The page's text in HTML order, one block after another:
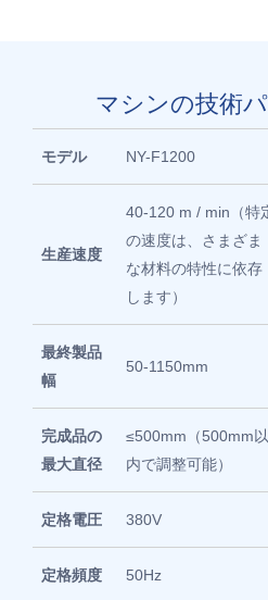
マシンの技術
モデル NY-F1200
生産速度
40-120 m / min（特
の速度は、さまざま
な材料の特性に依存
します）
最終製品
幅
50-1150mm
完成品の
最大直径
≤500mm（500mm以
内で調整可能）
定格電圧 380V
定格頻度 50Hz